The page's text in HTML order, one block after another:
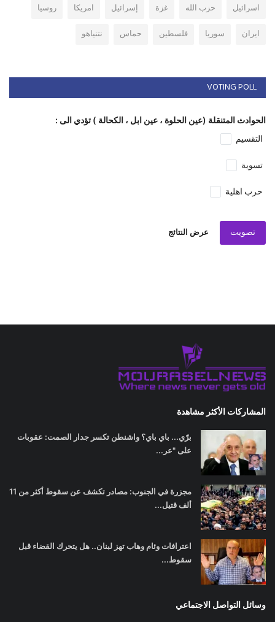
اسرائيل
حزب الله غزة إسرائيل امريكا
روسيا
ايران
سوريا فلسطين حماس نتنياهو
VOTING POLL
الحوادث المتنقلة (عين الحلوة ، عين ابل ، الكحالة ) تؤدي الى :
التقسيم
تسوية
حرب اهلية
تصويت عرض النتائج
المشاركات الأكثر مشاهدة
برّي... باي باي؟ واشنطن تكسر جدار الصمت: عقوبات
على "عر...
مجزرة في الجنوب: مصادر تكشف عن سقوط أكثر من 11
ألف قتيل...
اعترافات وئام وهاب تهز لبنان.. هل يتحرك القضاء قبل
سقوط...
وسائل التواصل الاجتماعي